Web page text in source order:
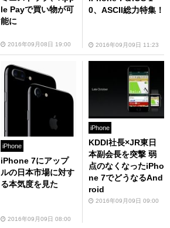
le Payで買い物が可
能に
2016年09月08日 19:00
0、ASCII総力特集！
2016年09月09日 11:23
iPhone
iPhone 7にアップ
ルの日本市場に対す
る本気度を見た
2016年09月09日 08:00
iPhone
KDDI社長×JR東日
本副会長を突撃 弱
点のなくなったiPho
ne 7でどうなるAnd
roid
2016年09月09日 09:00